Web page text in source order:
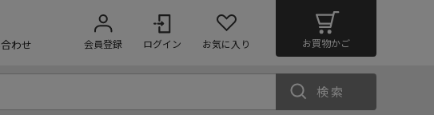
わせ 会員登録 ログイン お気に入り お買物かご
検索